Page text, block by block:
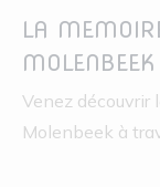
LA
Venez découvrir
Molenbeek à